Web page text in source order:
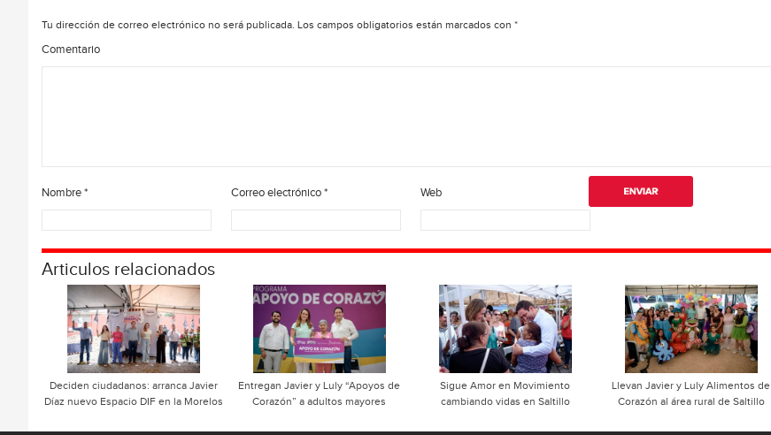
Tu dirección de correo electrónico no será publicada. Los campos obligatorios están marcados con *
Comentario
Nombre* Correo electrónico* Web
Articulos relacionados
Deciden ciudadanos: arranca Javier
Díaz nuevo Espacio DIF en la Morelos
Entregan Javier y Luly “Apoyos de
Corazón” a adultos mayores
Sigue Amor en Movimiento
cambiando vidas en Saltillo
Llevan Javier y Luly Alimentos de
Corazón al área rural de Saltillo